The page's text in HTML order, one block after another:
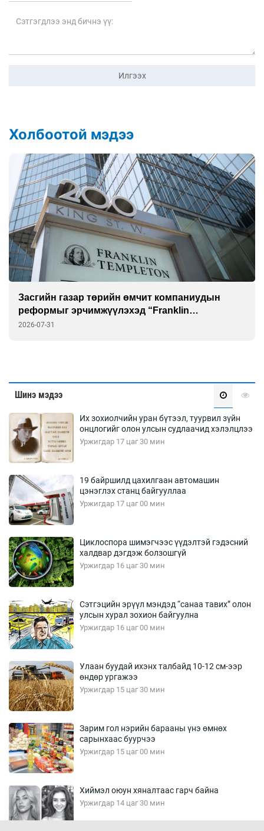
Илгээх
Холбоотой мэдээ
“Шатахууны нөөц хангалттай” гэж гүрийсэн
төр эцэстээ үнэнд гүйцэгдэв
2026-07-31
Шинэ мэдээ
Их зохиолчийн уран бүтээл, туурвил зүйн
онцлогийг олон улсын судлаачид хэлэлцлээ
Уржигдар 17 цаг 30 мин
19 байршилд цахилгаан автомашин
цэнэглэх станц байгууллаа
Уржигдар 17 цаг 00 мин
Циклоспора шимэгчээс үүдэлтэй гэдэсний
халдвар дэгдэж болзошгүй
Уржигдар 16 цаг 30 мин
Сэтгэцийн эрүүл мэндэд “санаа тавих” олон
улсын хурал зохион байгуулна
Уржигдар 16 цаг 00 мин
Улаан буудай ихэнх талбайд 10-12 см-ээр
өндөр ургажээ
Уржигдар 15 цаг 30 мин
Зарим гол нэрийн барааны үнэ өмнөх
сарынхаас буурчээ
Уржигдар 15 цаг 00 мин
Хиймэл оюун хяналтаас гарч байна
Уржигдар 14 цаг 30 мин